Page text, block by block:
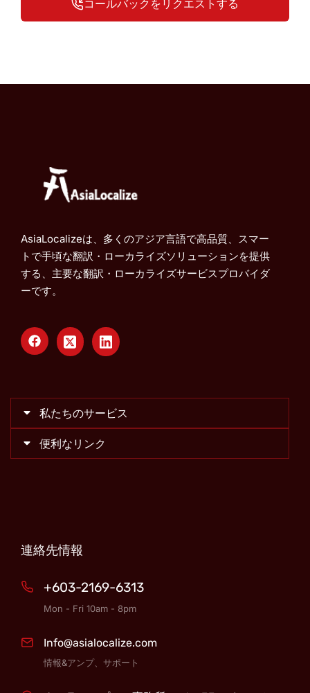
コールバックをリクエストする
AsiaLocalizeは、多くのアジア言語で高品質、スマー
トで手頃な翻訳・ローカライズソリューションを提供
する、主要な翻訳・ローカライズサービスプロバイダ
ーです。
私たちのサービス
便利なリンク
連絡先情報
+603-2169-6313
Mon - Fri 10am - 8pm
Info@asialocalize.com
情報&アンプ、サポート